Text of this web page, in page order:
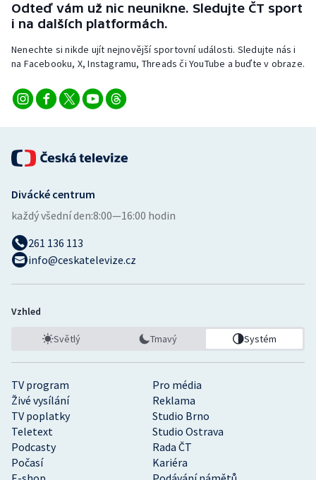
Odteď vám už nic neunikne. Sledujte ČT sport
i na dalších platformách.
Nenechte si nikde ujít nejnovější sportovní události. Sledujte nás i
na Facebooku, X, Instagramu, Threads či YouTube a buďte v obraze.
TV program
Pro média
Živé vysílání
Reklama
TV poplatky
Studio Brno
Teletext
Studio Ostrava
Podcasty
Rada ČT
Počasí
Kariéra
Divácké centrum
každý všední den:8:00—16:00 hodin
261 136 113
info@ceskatelevize.cz
Vzhled
Světlý Tmavý Systém